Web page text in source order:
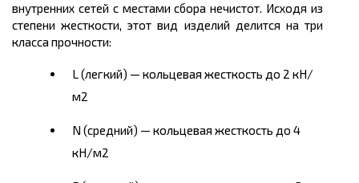
внутренних сетей с местами сбора нечистот. Исходя из
степени жесткости, этот вид изделий делится на три
класса прочности:
L (легкий) — кольцевая жесткость до 2 кН/
м2
N (средний) — кольцевая жесткость до 4
кН/м2